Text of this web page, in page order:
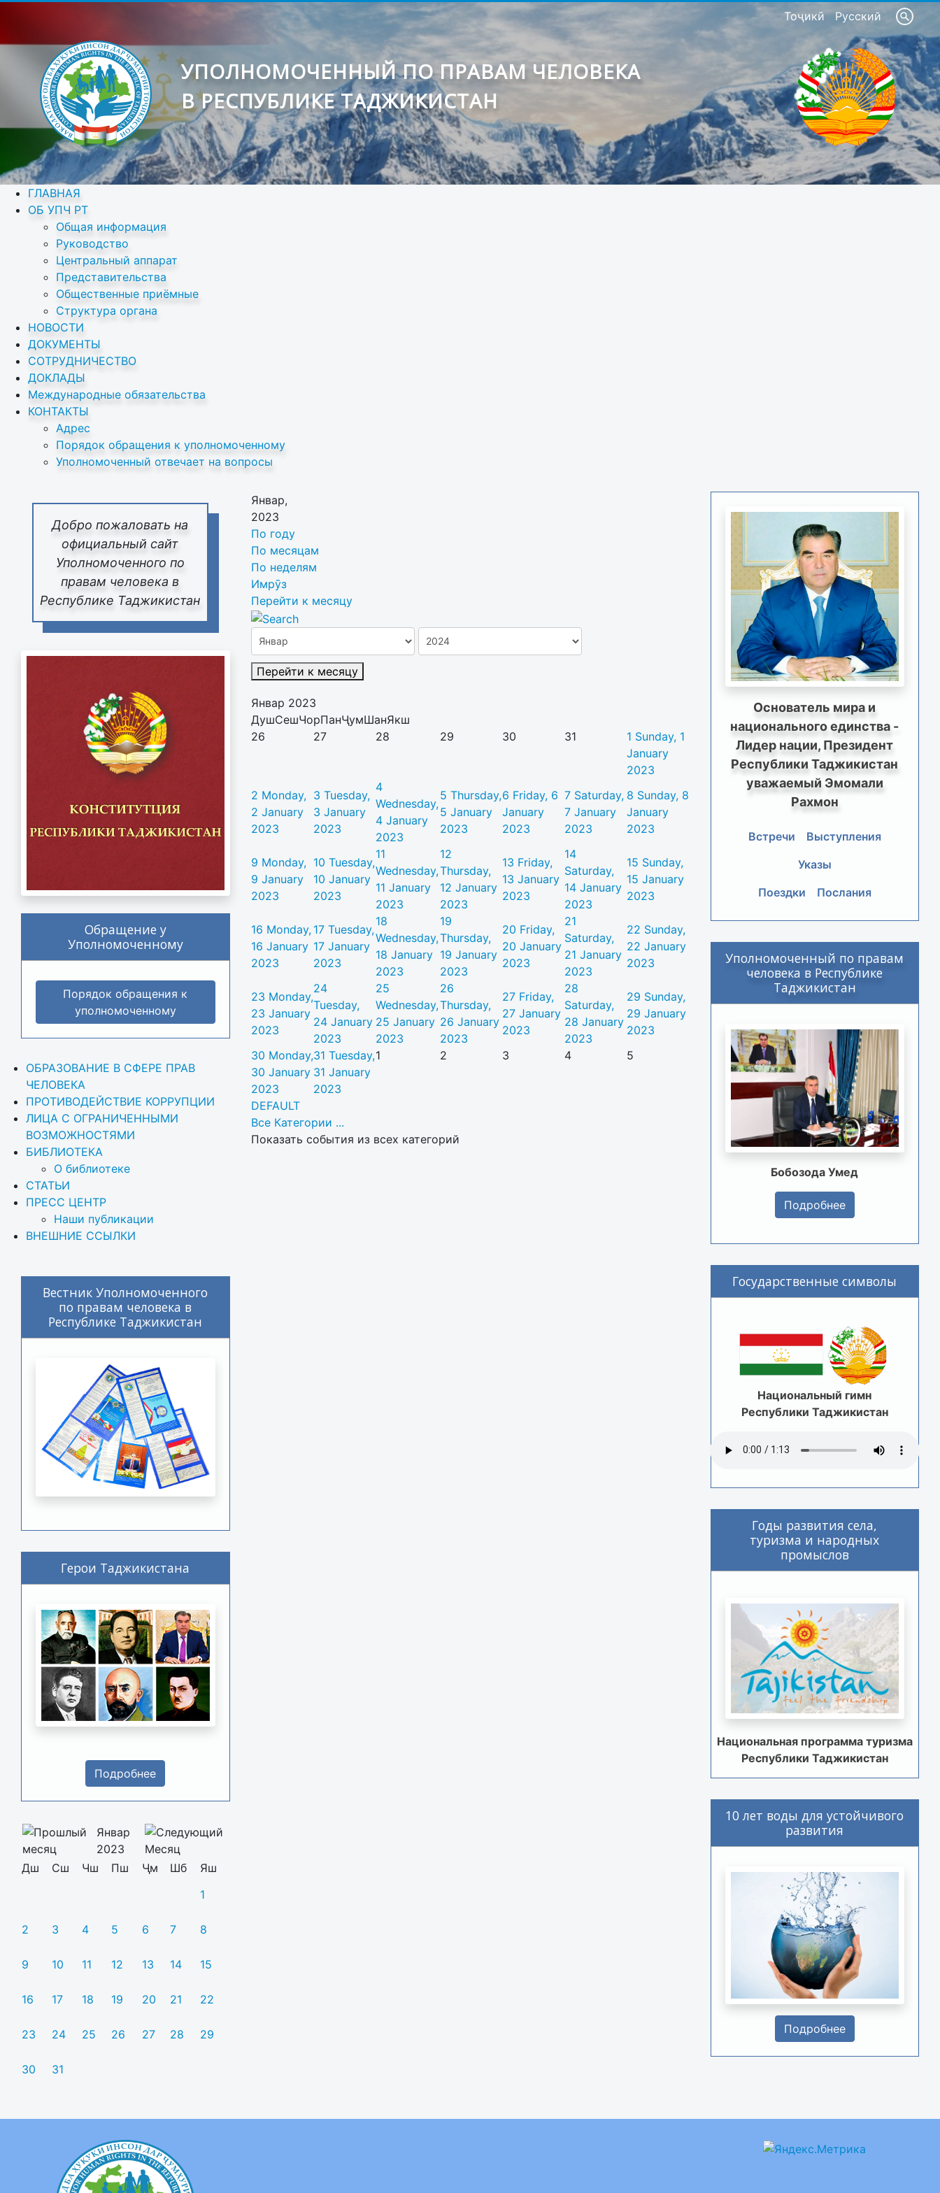
Тоҷикӣ Русский
УПОЛНОМОЧЕННЫЙ ПО ПРАВАМ ЧЕЛОВЕКА
В РЕСПУБЛИКЕ ТАДЖИКИСТАН
ГЛАВНАЯ
ОБ УПЧ РТ
Общая информация
Руководство
Центральный аппарат
Представительства
Общественные приёмные
Структура органа
НОВОСТИ
ДОКУМЕНТЫ
СОТРУДНИЧЕСТВО
ДОКЛАДЫ
Международные обязательства
КОНТАКТЫ
Адрес
Порядок обращения к уполномоченному
Уполномоченный отвечает на вопросы
Добро пожаловать на
официальный сайт
Уполномоченного по
правам человека в
Республике Таджикистан
Обращение у
Уполномоченному
Порядок обращения к
уполномоченному
ОБРАЗОВАНИЕ В СФЕРЕ ПРАВ
ЧЕЛОВЕКА
ПРОТИВОДЕЙСТВИЕ КОРРУПЦИИ
ЛИЦА С ОГРАНИЧЕННЫМИ
ВОЗМОЖНОСТЯМИ
БИБЛИОТЕКА
О библиотеке
СТАТЬИ
ПРЕСС ЦЕНТР
Наши публикации
ВНЕШНИЕ ССЫЛКИ
Вестник Уполномоченного
по правам человека в
Республике Таджикистан
Герои Таджикистана
Подробнее
Январ
2023
Дш
Сш Чш Пш Ҷм Шб
Яш
1
2 3 4 5 6 7 8
9 10 11 12 13 14 15
16 17 18 19 20 21 22
23 24 25 26 27 28 29
30 31
Январ,
2023
По году
По месяцам
По неделям
Имрӯз
Перейти к месяцу
Перейти к месяцу
Январ 2023
ДушСешЧорПанҶумШанЯкш
26
27 28 29 30 31 1 Sunday, 1
January
2023
2 Monday,
2 January
2023
3 Tuesday,
3 January
2023
4
Wednesday,
4 January
2023
5 Thursday,
5 January
2023
6 Friday, 6
January
2023
7 Saturday,
7 January
2023
8 Sunday, 8
January
2023
9 Monday,
9 January
2023
10 Tuesday,
10 January
2023
11
Wednesday,
11 January
2023
12
Thursday,
12 January
2023
13 Friday,
13 January
2023
14
Saturday,
14 January
2023
15 Sunday,
15 January
2023
16 Monday,
16 January
2023
17 Tuesday,
17 January
2023
18
Wednesday,
18 January
2023
19
Thursday,
19 January
2023
20 Friday,
20 January
2023
21
Saturday,
21 January
2023
22 Sunday,
22 January
2023
23 Monday,
23 January
2023
24
Tuesday,
24 January
2023
25
Wednesday,
25 January
2023
26
Thursday,
26 January
2023
27 Friday,
27 January
2023
28
Saturday,
28 January
2023
29 Sunday,
29 January
2023
30 Monday,
30 January
2023
31 Tuesday,
31 January
2023
1 2 3 4 5
DEFAULT
Все Категории ...
Показать события из всех категорий
Основатель мира и
национального единства -
Лидер нации, Президент
Республики Таджикистан
уважаемый Эмомали
Рахмон
Встречи
Выступления
Указы
Поездки
Послания
Уполномоченный по правам
человека в Республике
Таджикистан
Бобозода Умед
Подробнее
Государственные символы
Национальный гимн
Республики Таджикистан
Годы развития села,
туризма и народных
промыслов
Национальная программа туризма
Республики Таджикистан
10 лет воды для устойчивого
развития
Подробнее